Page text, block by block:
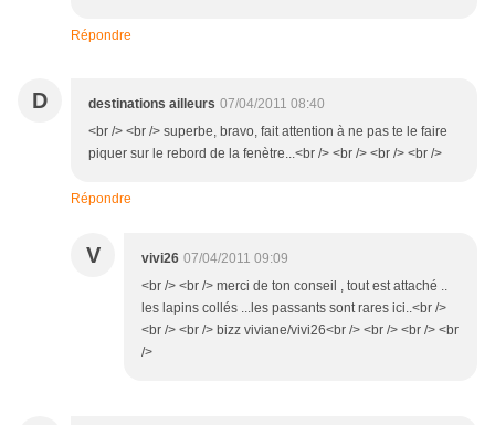
Répondre
D destinations ailleurs 07/04/2011 08:40
<br /> <br /> superbe, bravo, fait attention à ne pas te le faire
piquer sur le rebord de la fenètre...<br /> <br /> <br /> <br />
Répondre
V vivi26 07/04/2011 09:09
<br /> <br /> merci de ton conseil , tout est attaché ..
les lapins collés ...les passants sont rares ici..<br />
<br /> <br /> bizz viviane/vivi26<br /> <br /> <br /> <br
/>